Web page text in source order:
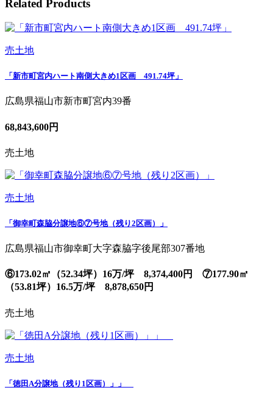
Related Products
売土地
「新市町宮内ハート南側大きめ1区画 491.74坪」
広島県福山市新市町宮内39番
68,843,600円
売土地
売土地
「御幸町森脇分譲地⑥⑦号地（残り2区画）」
広島県福山市御幸町大字森脇字後尾部307番地
⑥173.02㎡（52.34坪）16万/坪 8,374,400円 ⑦177.90㎡
（53.81坪）16.5万/坪 8,878,650円
売土地
売土地
「徳田A分譲地（残り1区画）」」